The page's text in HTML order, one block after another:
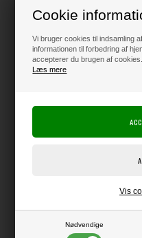
Cookie
Vi bruger cookies til indsamling
informationen til forbedring af
accepterer du brugen af cookies.
Læs mere
Nødvendige
Vis
Klik her for pris inkl. fragt
Varen er på lager
VAESSEN CREATIVE - SCORE